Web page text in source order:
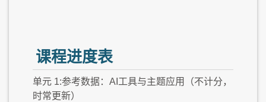
课程进度表
单元 1:参考数据：AI工具与主题应用（不计分，
时常更新）